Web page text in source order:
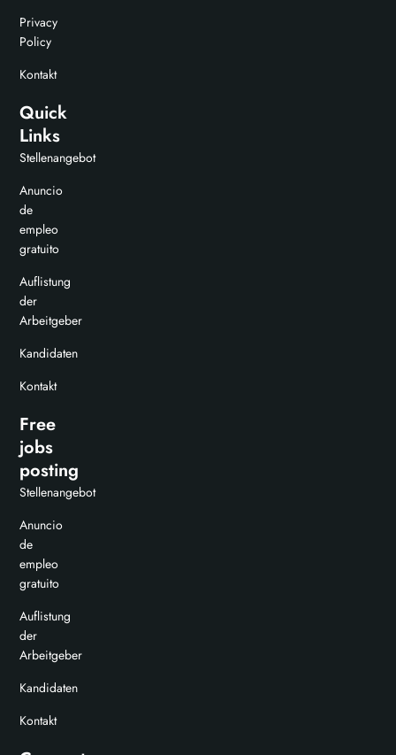
Privacy
Policy
Kontakt
Quick
Links
Stellenangebot
Anuncio
de
empleo
gratuito
Auflistung
der
Arbeitgeber
Kandidaten
Kontakt
Free
jobs
posting
Stellenangebot
Anuncio
de
empleo
gratuito
Auflistung
der
Arbeitgeber
Kandidaten
Kontakt